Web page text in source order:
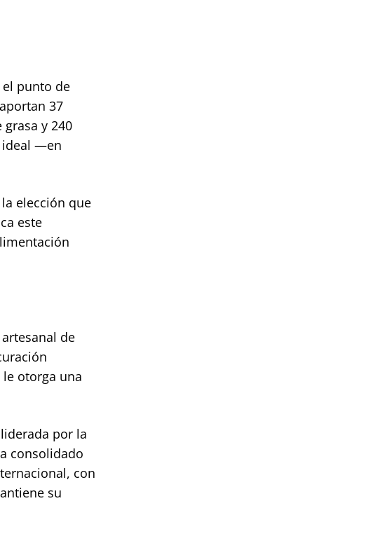
punto de
37
y 240
ideal —en
elección que
este
de
otorga una
por la
consolidado
con
su